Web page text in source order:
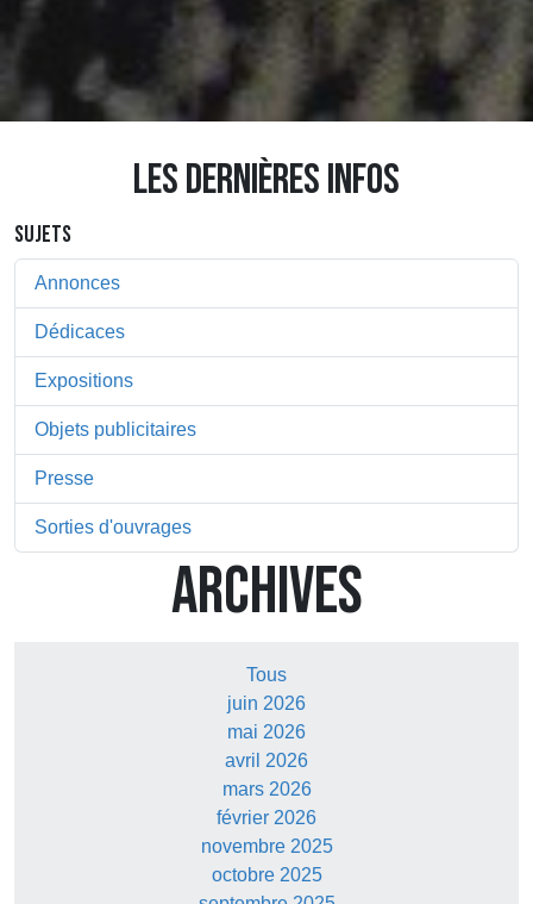
LES DERNIÈRES INFOS
SUJETS
Annonces
Dédicaces
Expositions
Objets publicitaires
Presse
Sorties d'ouvrages
ARCHIVES
Tous
juin 2026
mai 2026
avril 2026
mars 2026
février 2026
novembre 2025
octobre 2025